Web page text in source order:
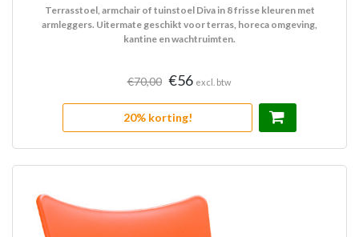
Terrasstoel, armchair of tuinstoel Diva in 8 frisse kleuren met
armleggers. Uitermate geschikt voor terras, horeca omgeving,
kantine en wachtruimten.
€70,00 €56 excl. btw
20% korting!